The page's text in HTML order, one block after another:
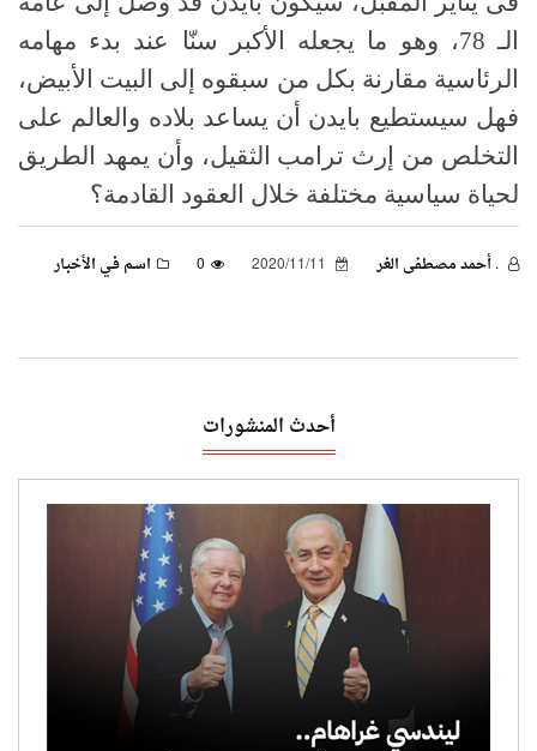
الـ 78، وهو ما يجعله الأكبر سنّا عند بدء مهامه
الرئاسية مقارنة بكل من سبقوه إلى البيت الأبيض،
فهل سيستطيع بايدن أن يساعد بلاده والعالم على
التخلص من إرث ترامب الثقيل، وأن يمهد الطريق
لحياة سياسية مختلفة خلال العقود القادمة؟
. أحمد مصطفى الغر 0 اسـم فـي الأخبـار
أحدث المنشورات